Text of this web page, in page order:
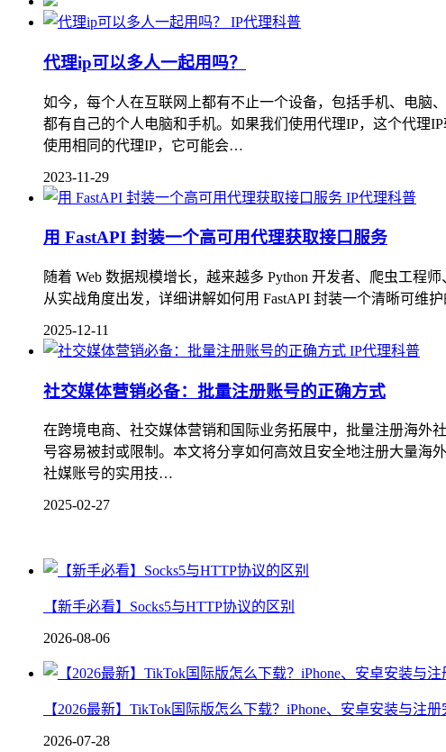
IP代理科普
代理ip可以多人一起用吗？
如今，每个人在互联网上都有不止一个设备，包括手机、电脑
都有自己的个人电脑和手机。如果我们使用代理IP，这个代理
使用相同的代理IP，它可能会…
2023-11-29
IP代理科普
用 FastAPI 封装一个高可用代理获取接口服务
随着 Web 数据规模增长，越来越多 Python 开发者、爬虫工程
从实战角度出发，详细讲解如何用 FastAPI 封装一个清晰可维
2025-12-11
IP代理科普
社交媒体营销必备：批量注册账号的正确方式
在跨境电商、社交媒体营销和国际业务拓展中，批量注册海外
号容易被封或限制。本文将分享如何高效且安全地注册大量海
社媒账号的实用技…
2025-02-27
【新手必看】Socks5与HTTP协议的区别
2026-08-06
【2026最新】TikTok国际版怎么下载？iPhone、安卓安装与注
2026-07-28